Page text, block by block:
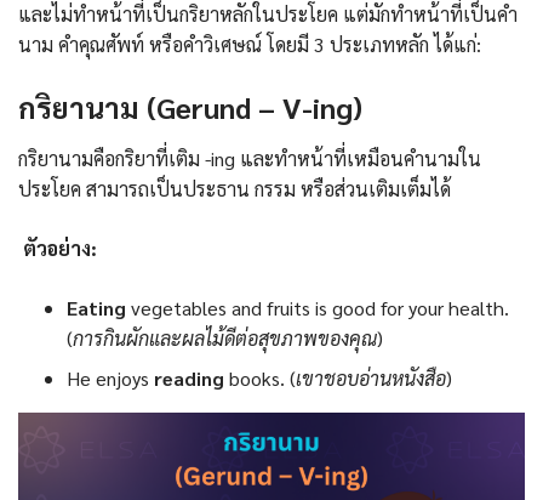
และไม่ทำหน้าที่เป็นกริยาหลักในประโยค แต่มักทำหน้าที่เป็นคำ
นาม คำคุณศัพท์ หรือคำวิเศษณ์ โดยมี 3 ประเภทหลัก ได้แก่:
กริยานาม (Gerund – V-ing)
กริยานามคือกริยาที่เติม -ing และทำหน้าที่เหมือนคำนามใน
ประโยค สามารถเป็นประธาน กรรม หรือส่วนเติมเต็มได้
ตัวอย่าง:
Eating vegetables and fruits is good for your health.
(การกินผักและผลไม้ดีต่อสุขภาพของคุณ)
He enjoys reading books. (เขาชอบอ่านหนังสือ)